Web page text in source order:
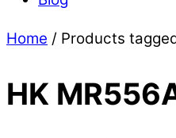
Close
Close
Home / Products
HK